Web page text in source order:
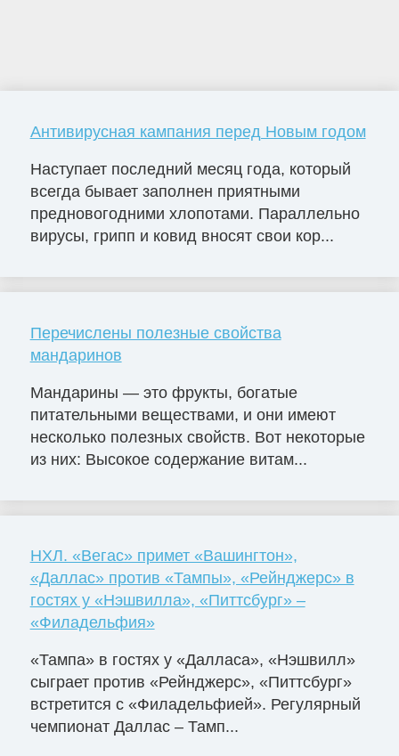
Антивирусная кампания перед Новым годом
Наступает последний месяц года, который
всегда бывает заполнен приятными
предновогодними хлопотами. Параллельно
вирусы, грипп и ковид вносят свои кор...
Перечислены полезные свойства
мандаринов
Мандарины — это фрукты, богатые
питательными веществами, и они имеют
несколько полезных свойств. Вот некоторые
из них: Высокое содержание витам...
НХЛ. «Вегас» примет «Вашингтон»,
«Даллас» против «Тампы», «Рейнджерс» в
гостях у «Нэшвилла», «Питтсбург» –
«Филадельфия»
«Тампа» в гостях у «Далласа», «Нэшвилл»
сыграет против «Рейнджерс», «Питтсбург»
встретится с «Филадельфией». Регулярный
чемпионат Даллас – Тамп...